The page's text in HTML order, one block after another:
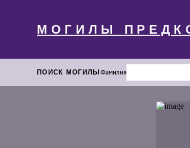
МОГИЛЫ
ПОИСК МОГИЛЫФамилия